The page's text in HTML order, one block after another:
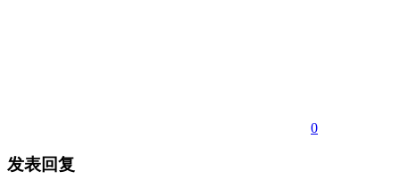
0
发表回复